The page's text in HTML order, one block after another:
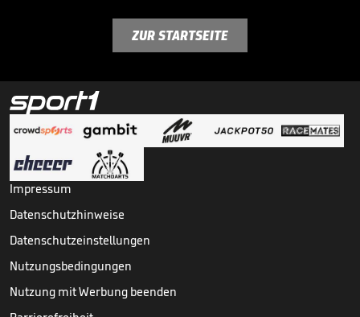
ZUR STARTSEITE
Impressum
Datenschutzhinweise
Datenschutzeinstellungen
Nutzungsbedingungen
Nutzung mit Werbung beenden